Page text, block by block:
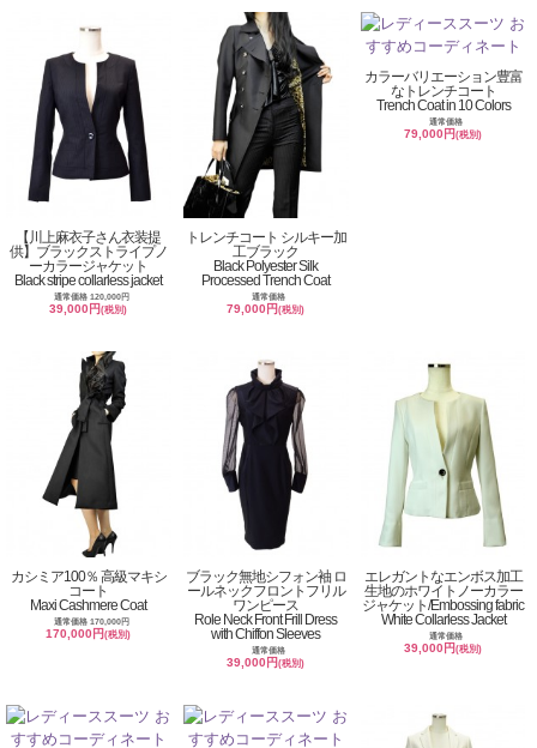
【川上麻衣子さん衣装提
供】ブラックストライプノ
ーカラージャケット
Black stripe collarless jacket
通常価格 120,000円
39,000円(税別)
トレンチコート シルキー加
工ブラック
Black Polyester Silk
Processed Trench Coat
通常価格
79,000円(税別)
カラーバリエーション豊富
なトレンチコート
Trench Coat in 10 Colors
通常価格
79,000円(税別)
カシミア100％ 高級マキシ
コート
Maxi Cashmere Coat
通常価格 170,000円
170,000円(税別)
ブラック無地シフォン袖 ロ
ールネックフロントフリル
ワンピース
Role Neck Front Frill Dress
with Chiffon Sleeves
通常価格
39,000円(税別)
エレガントなエンボス加工
生地のホワイトノーカラー
ジャケット/Embossing fabric
White Collarless Jacket
通常価格
39,000円(税別)